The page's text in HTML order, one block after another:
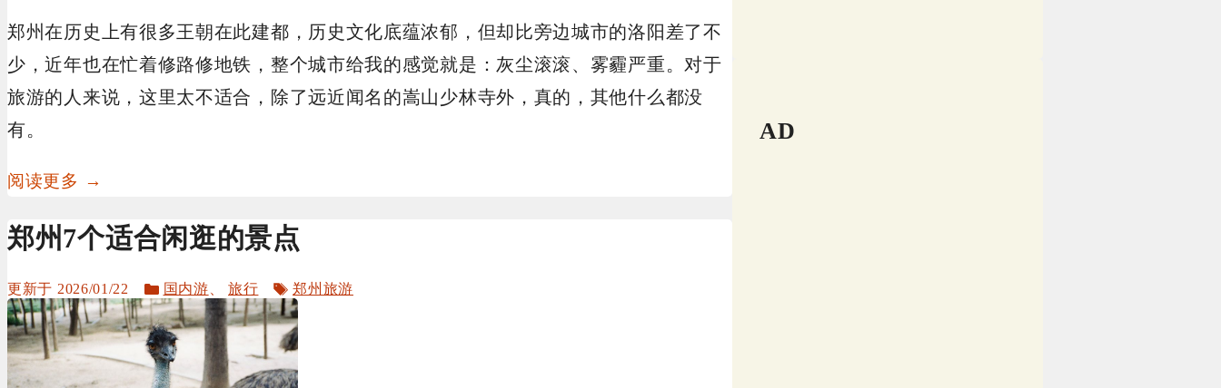
郑州在历史上有很多王朝在此建都，历史文化底蕴浓郁，但却比旁边城市的洛阳差了不
少，近年也在忙着修路修地铁，整个城市给我的感觉就是：灰尘滚滚、雾霾严重。对于
旅游的人来说，这里太不适合，除了远近闻名的嵩山少林寺外，真的，其他什么都没
有。
阅读更多 →
郑州7个适合闲逛的景点
2026/01/22
分
类
国内游 、旅行
标
签
郑州旅游
AD